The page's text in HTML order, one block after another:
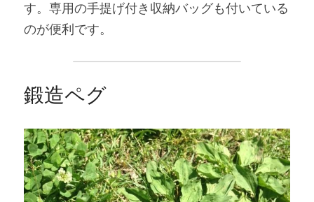
す。専用の手提げ付き収納バッグも付いている
のが便利です。
鍛造ペグ